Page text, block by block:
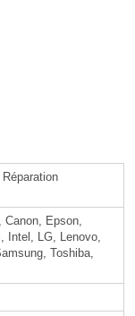
Epson,
Intel, LG, Lenovo,
Toshiba,